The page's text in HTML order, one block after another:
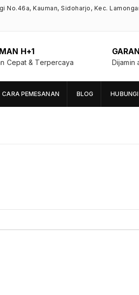
No.46a, Kauman, Sidoharjo, Kec.
H+1
Cepat & Terpercaya Dijamin
CARA PEMESANAN BLOG